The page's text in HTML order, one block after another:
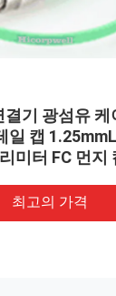
LC/UPC
싱글모
유 접속